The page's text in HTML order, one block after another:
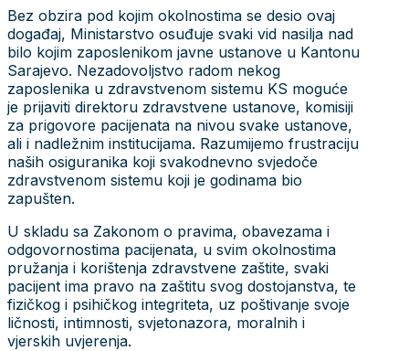
Bez obzira pod kojim okolnostima se desio ovaj
događaj, Ministarstvo osuđuje svaki vid nasilja nad
bilo kojim zaposlenikom javne ustanove u Kantonu
Sarajevo. Nezadovoljstvo radom nekog
zaposlenika u zdravstvenom sistemu KS moguće
je prijaviti direktoru zdravstvene ustanove, komisiji
za prigovore pacijenata na nivou svake ustanove,
ali i nadležnim institucijama. Razumijemo frustraciju
naših osiguranika koji svakodnevno svjedoče
zdravstvenom sistemu koji je godinama bio
zapušten.
U skladu sa Zakonom o pravima, obavezama i
odgovornostima pacijenata, u svim okolnostima
pružanja i korištenja zdravstvene zaštite, svaki
pacijent ima pravo na zaštitu svog dostojanstva, te
fizičkog i psihičkog integriteta, uz poštivanje svoje
ličnosti, intimnosti, svjetonazora, moralnih i
vjerskih uvjerenja.